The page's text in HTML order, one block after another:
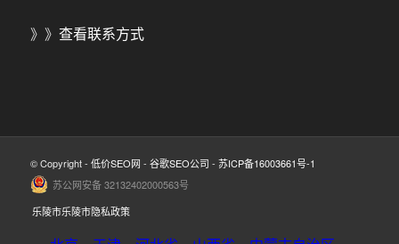
》》 查看联系方式
© Copyright - 低价SEO网 - 谷歌SEO公司 - 苏ICP备16003661号-1
苏公网安备 32132402000563号
乐陵市乐陵市隐私政策